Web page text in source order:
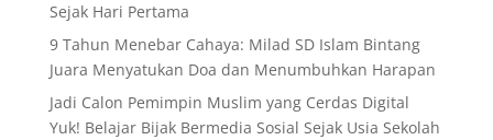
Sejak Hari Pertama
9 Tahun Menebar Cahaya: Milad SD Islam Bintang
Juara Menyatukan Doa dan Menumbuhkan Harapan
Jadi Calon Pemimpin Muslim yang Cerdas Digital
Yuk! Belajar Bijak Bermedia Sosial Sejak Usia Sekolah